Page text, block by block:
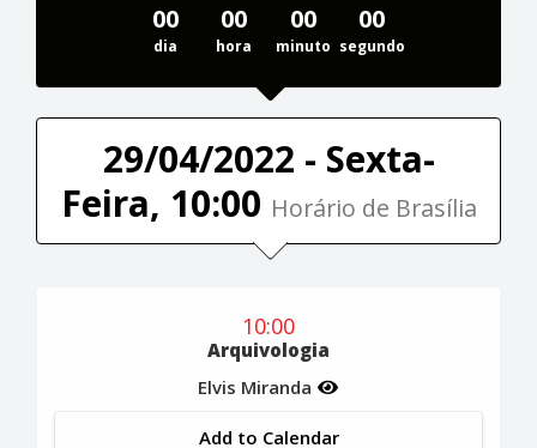
00
dia
00
hora
00
minuto
00
segundo
29/04/2022 - Sexta-
Feira, 10:00 Horário de Brasília
10:00
Arquivologia
Elvis Miranda
Add to Calendar